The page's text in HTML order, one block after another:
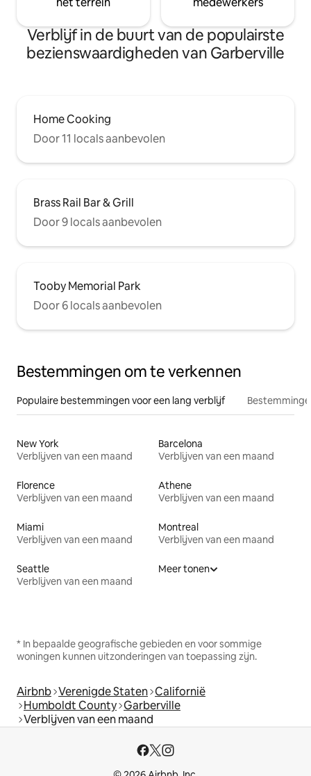
Verblijf in de buurt van de populairste
bezienswaardigheden van Garberville
Home Cooking
Door 11 locals aanbevolen
Brass Rail Bar & Grill
Door 9 locals aanbevolen
Tooby Memorial Park
Door 6 locals aanbevolen
Bestemmingen om te verkennen
Populaire bestemmingen voor een lang verblijf
New York
Verblijven van een maand
Barcelona
Verblijven van een maand
Florence
Verblijven van een maand
Athene
Verblijven van een maand
Miami
Verblijven van een maand
Montreal
Verblijven van een maand
Seattle
Verblijven van een maand
Meer tonen
* In bepaalde geografische gebieden en voor sommige
woningen kunnen uitzonderingen van toepassing zijn.
Airbnb Verenigde Staten Californië
Humboldt County Garberville
Verblijven van een maand